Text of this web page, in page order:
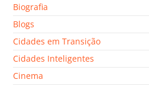
Biografia
Blogs
Cidades em Transição
Cidades Inteligentes
Cinema